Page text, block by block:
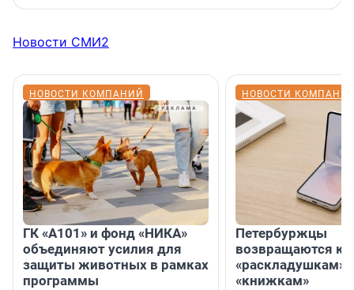
Новости СМИ2
НОВОСТИ КОМПАНИЙ
ГК «А101» и фонд «НИКА»
объединяют усилия для
защиты животных в рамках
программы
НОВОСТИ
Петербуржцы
возвращаются к
«раскладушкам»
«книжкам»